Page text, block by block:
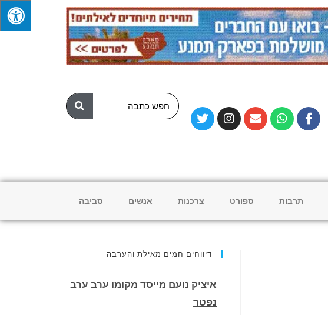
תרבות ספורט צרכנות אנשים סביבה
דיווחים חמים מאילת והערבה
איציק נועם מייסד מקומו ערב ערב
נפטר